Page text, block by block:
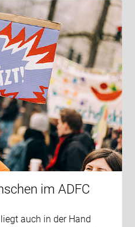
im ADFC
auch in der Hand